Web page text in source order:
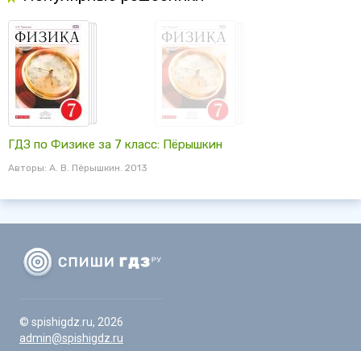
ГДЗ по Физике за 7 класс: Пёрышкин
Авторы: А. В. Пёрышкин. 2013
© spishigdz.ru, 2026
admin@spishigdz.ru